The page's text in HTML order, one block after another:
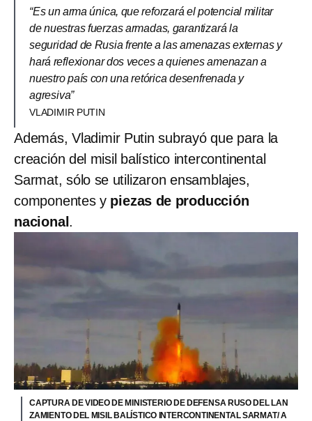
“Es un arma única, que reforzará el potencial militar
de nuestras fuerzas armadas, garantizará la
seguridad de Rusia frente a las amenazas externas y
hará reflexionar dos veces a quienes amenazan a
nuestro país con una retórica desenfrenada y
agresiva”
VLADIMIR PUTIN
Además, Vladimir Putin subrayó que para la
creación del misil balístico intercontinental
Sarmat, sólo se utilizaron ensamblajes,
componentes y piezas de producción
nacional.
CAPTURA DE VIDEO DE MINISTERIO DE DEFENSA RUSO DEL LAN
ZAMIENTO DEL MISIL BALÍSTICO INTERCONTINENTAL SARMAT/ A